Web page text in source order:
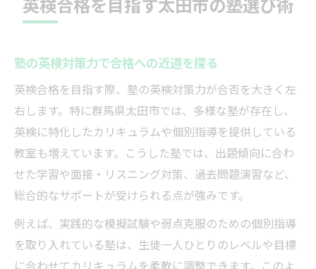
塾ごとの英検対策カリキュラムを比較
英検の弱点克服に適した塾選びの条件
保護者が注目すべき塾のサポート体制
個別指導塾と集団塾の違いと選び方
安心できる個別指導で英検力を伸ばす方法
塾の個別指導が英検合格に与える効果
マンツーマン指導塾のメリットを解説
英検対策塾で個別弱点を克服する流れ
安心できる塾選びのための見極め方
塾の英検対策力で合格への近道を探る
英検合格を目指す際、塾の英検対策力が合否を大きく左
右します。特に群馬県太田市では、多様な塾が存在し、
英検に特化したカリキュラムや個別指導を提供している
教室も増えています。こうした塾では、出題傾向に合わ
せた学習や面接・リスニング対策、過去問題演習など、
総合的なサポートが受けられる点が強みです。
例えば、実践的な模擬試験や弱点克服のための個別指導
を取り入れている塾は、生徒一人ひとりのレベルや目標